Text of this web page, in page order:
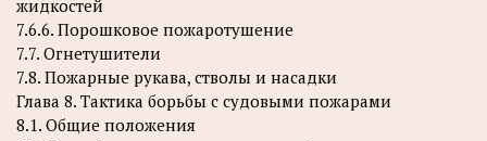
жидкостей
7.6.6. Порошковое пожаротушение
7.7. Огнетушители
7.8. Пожарные рукава, стволы и насадки
Глава 8. Тактика борьбы с судовыми пожарами
8.1. Общие положения